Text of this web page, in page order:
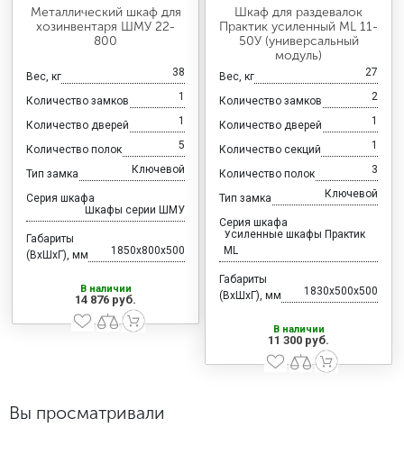
Металлический шкаф для
хозинвентаря ШМУ 22-
800
Вес, кг 38
Количество замков 1
Количество дверей 1
Количество полок 5
Тип замка Ключевой
Серия шкафа
Шкафы серии ШМУ
Габариты
(ВхШхГ), мм
1850x800x500
В наличии
14 876 руб.
Шкаф для раздевалок
Практик усиленный ML 11-
50У (универсальный
модуль)
Вес, кг 27
Количество замков 2
Количество дверей 1
Количество секций 1
Количество полок 3
Тип замка Ключевой
Серия шкафа
Усиленные шкафы Практик
ML
Габариты
(ВхШхГ), мм
1830x500x500
В наличии
11 300 руб.
Вы просматривали